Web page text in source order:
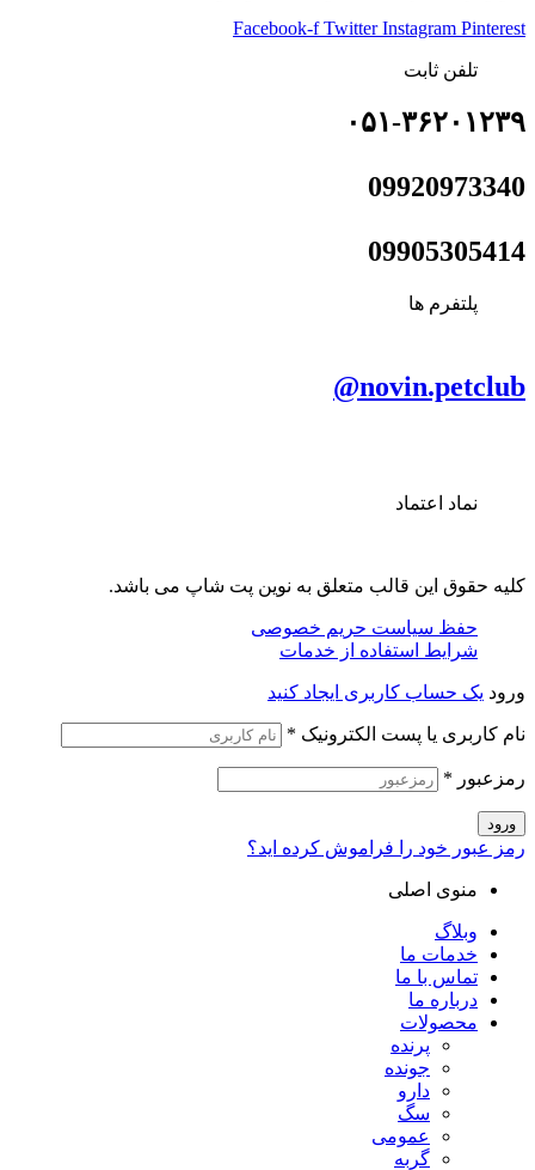
Facebook-f Twitter Instagram Pinterest
تلفن ثابت
۰۵۱-۳۶۲۰۱۲۳۹
09920973340
09905305414
پلتفرم ها
novin.petclub@
نماد اعتماد
کلیه حقوق این قالب متعلق به نوین پت شاپ می باشد.
حفظ سیاست حریم خصوصی
شرایط استفاده از خدمات
ورود یک حساب کاربری ایجاد کنید
نام کاربری یا پست الکترونیک *
رمزعبور *
ورود
رمز عبور خود را فراموش کرده اید؟
منوی اصلی
وبلاگ
خدمات ما
تماس با ما
درباره ما
محصولات
پرنده
جونده
دارو
سگ
عمومی
گربه